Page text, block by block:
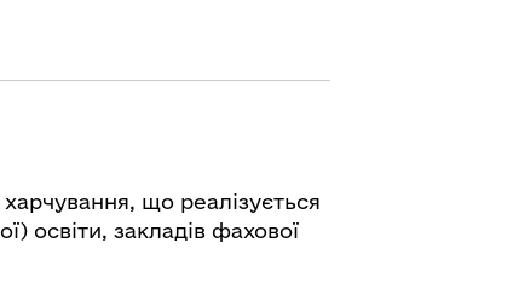
що реалізується
освіти, закладів фахової